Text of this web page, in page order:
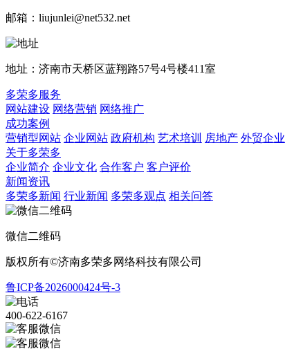
邮箱：liujunlei@net532.net
地址：济南市天桥区蓝翔路57号4号楼411室
多荣多服务
网站建设 网络营销 网络推广
成功案例
营销型网站 企业网站 政府机构 艺术培训 房地产 外贸企业
关于多荣多
企业简介 企业文化 合作客户 客户评价
新闻资讯
多荣多新闻 行业新闻 多荣多观点 相关问答
微信二维码
版权所有©济南多荣多网络科技有限公司
鲁ICP备2026000424号-3
400-622-6167